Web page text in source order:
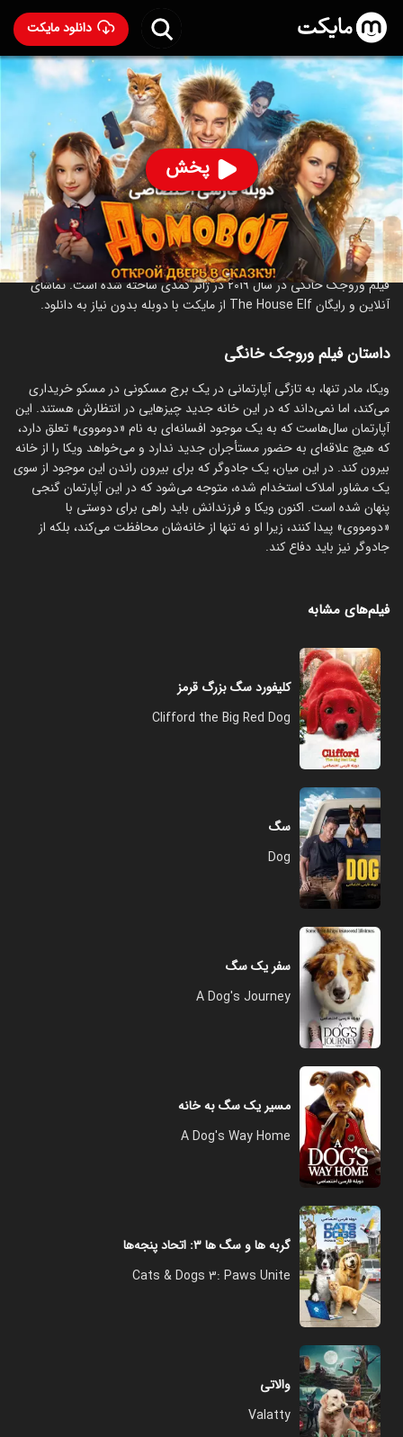
دانلود مایکت
پخش
فیلم وروجک خانگی با دوبله فارسی- The House Elf 2019
۲,۶۷۱ 96% ۵.۶
ساخت روسیه سال 2019
رده سنی ۱۳+
کمدی
خانوادگی
درباره فیلم وروجک خانگی
فیلم وروجک خانگی در سال 2019 در ژانر کمدی ساخته شده است. تماشای
آنلاین و رایگان The House Elf از مایکت با دوبله بدون نیاز به دانلود.
داستان فیلم وروجک خانگی
ویکا، مادر تنها، به تازگی آپارتمانی در یک برج مسکونی در مسکو خریداری
می‌کند، اما نمی‌داند که در این خانه جدید چیزهایی در انتظارش هستند. این
آپارتمان سال‌هاست که به یک موجود افسانه‌ای به نام «دومووی» تعلق دارد،
که هیچ علاقه‌ای به حضور مستأجران جدید ندارد و می‌خواهد ویکا را از خانه
بیرون کند. در این میان، یک جادوگر که برای بیرون راندن این موجود از سوی
یک مشاور املاک استخدام شده، متوجه می‌شود که در این آپارتمان گنجی
پنهان شده است. اکنون ویکا و فرزندانش باید راهی برای دوستی با
«دومووی» پیدا کنند، زیرا او نه تنها از خانه‌شان محافظت می‌کند، بلکه از
جادوگر نیز باید دفاع کند.
فیلم‌های مشابه
کلیفورد سگ بزرگ قرمز
Clifford the Big Red Dog
سگ
Dog
سفر یک سگ
A Dog's Journey
مسیر یک سگ به خانه
A Dog's Way Home
گربه ‌ها و سگ‌ ها ۳: اتحاد پنجه‌ها
Cats & Dogs 3: Paws Unite
والاتی
Valatty